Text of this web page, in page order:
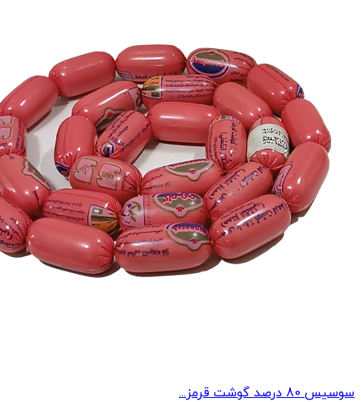
سوسیس 80 درصد گوشت قرمز...